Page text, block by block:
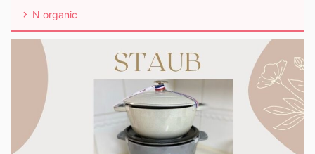
N organic